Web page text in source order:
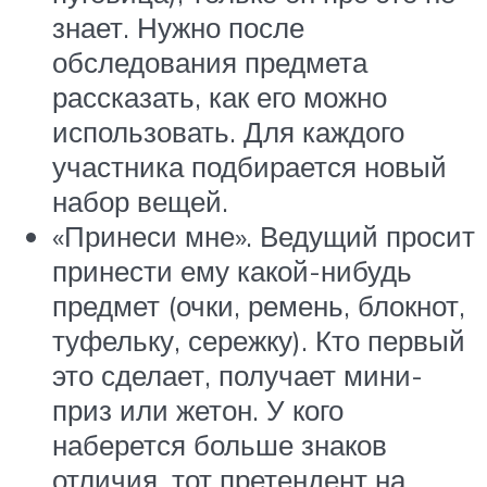
знает. Нужно после
обследования предмета
рассказать, как его можно
использовать. Для каждого
участника подбирается новый
набор вещей.
«Принеси мне». Ведущий просит
принести ему какой-нибудь
предмет (очки, ремень, блокнот,
туфельку, сережку). Кто первый
это сделает, получает мини-
приз или жетон. У кого
наберется больше знаков
отличия, тот претендент на